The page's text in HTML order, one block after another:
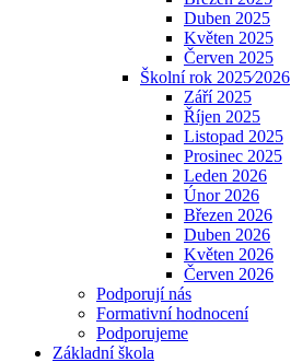
Duben 2025
Květen 2025
Červen 2025
Školní rok 2025⁄2026
Září 2025
Říjen 2025
Listopad 2025
Prosinec 2025
Leden 2026
Únor 2026
Březen 2026
Duben 2026
Květen 2026
Červen 2026
Podporují nás
Formativní hodnocení
Podporujeme
Základní škola